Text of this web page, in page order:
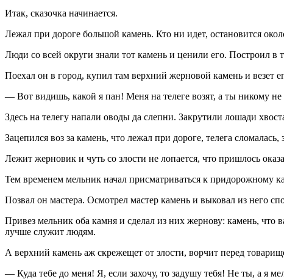
Итак, сказочка начинается.
Лежал при дороге большой камень. Кто ни идет, остановится
Люди со всей округи знали тот камень и ценили его. Построил
Поехал он в город, купил там верхний жерновой камень и везет
— Вот видишь, какой я пан! Меня на телеге возят, а ты никому не
Здесь на телегу напали оводы да слепни. Закрутили лошади
Зацепился воз за камень, что лежал при дороге, телега
Лежит жерновик и чуть со злости не лопается, что пришлось
Тем временем мельник начал присматриваться к придорожному
Позвал он мастера. Осмотрел мастер камень и выковал из него
Привез мельник оба камня и сделал из них жернову: камень,
лучше служит людям.
А верхний камень аж скрежещет от злости, ворчит перед
— Куда тебе до меня! Я, если захочу, то задушу тебя! Не ты, а я